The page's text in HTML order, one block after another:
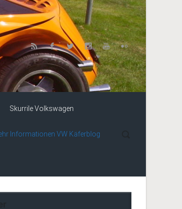
Skurrile Volkswagen
Informationen VW Käferblog